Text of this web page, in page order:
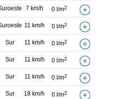
7 km/h 0 l/m2
11 km/h 0 l/m2
Sur 11 km/h 0 l/m2
Sur 11 km/h 0 l/m2
Sur 11 km/h 0 l/m2
Sur 18 km/h 0 l/m2